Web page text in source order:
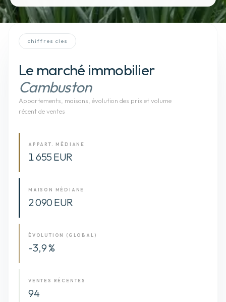
chiffres cles
Le marché immobilier
Cambuston
Appartements, maisons , évolution des prix et volume
récent de ventes
APPART. MÉDIANE
1 655 EUR
MAISON MÉDIANE
2 090 EUR
ÉVOLUTION (GLOBAL)
-3,9 %
VENTES RÉCENTES
94